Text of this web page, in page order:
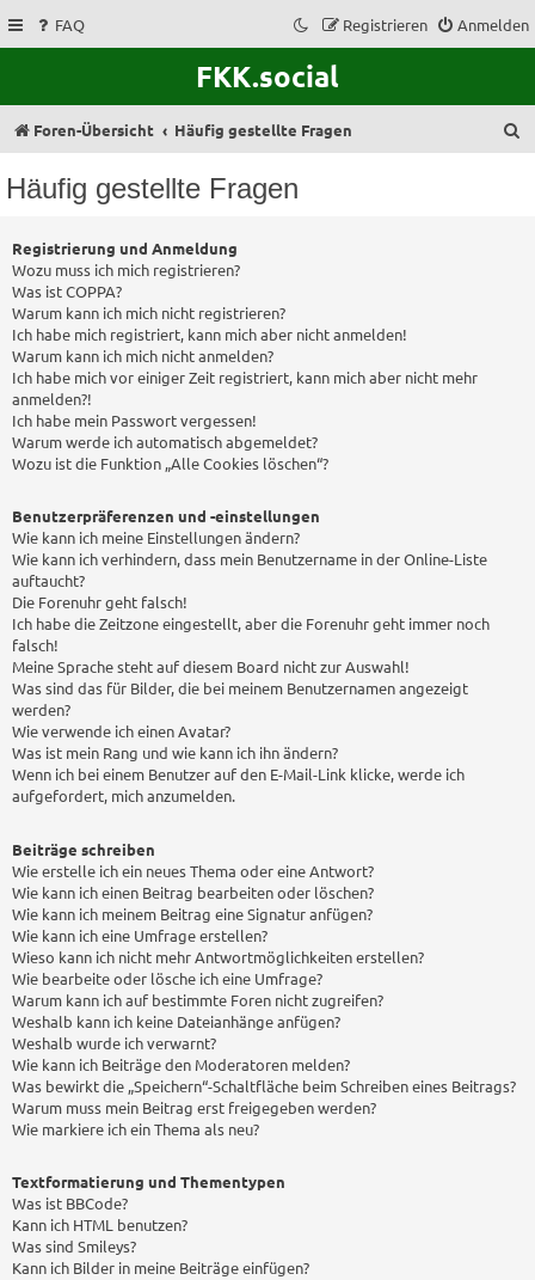
FAQ Anmelden
Registrieren
FKK.social
Foren-Übersicht Häufig gestellte Fragen
Häufig gestellte Fragen
Registrierung und Anmeldung
Wozu muss ich mich registrieren?
Was ist COPPA?
Warum kann ich mich nicht registrieren?
Ich habe mich registriert, kann mich aber nicht anmelden!
Warum kann ich mich nicht anmelden?
Ich habe mich vor einiger Zeit registriert, kann mich aber nicht mehr
anmelden?!
Ich habe mein Passwort vergessen!
Warum werde ich automatisch abgemeldet?
Wozu ist die Funktion „Alle Cookies löschen“?
Benutzerpräferenzen und -einstellungen
Wie kann ich meine Einstellungen ändern?
Wie kann ich verhindern, dass mein Benutzername in der Online-Liste
auftaucht?
Die Forenuhr geht falsch!
Ich habe die Zeitzone eingestellt, aber die Forenuhr geht immer noch
falsch!
Meine Sprache steht auf diesem Board nicht zur Auswahl!
Was sind das für Bilder, die bei meinem Benutzernamen angezeigt
werden?
Wie verwende ich einen Avatar?
Was ist mein Rang und wie kann ich ihn ändern?
Wenn ich bei einem Benutzer auf den E-Mail-Link klicke, werde ich
aufgefordert, mich anzumelden.
Beiträge schreiben
Wie erstelle ich ein neues Thema oder eine Antwort?
Wie kann ich einen Beitrag bearbeiten oder löschen?
Wie kann ich meinem Beitrag eine Signatur anfügen?
Wie kann ich eine Umfrage erstellen?
Wieso kann ich nicht mehr Antwortmöglichkeiten erstellen?
Wie bearbeite oder lösche ich eine Umfrage?
Warum kann ich auf bestimmte Foren nicht zugreifen?
Weshalb kann ich keine Dateianhänge anfügen?
Weshalb wurde ich verwarnt?
Wie kann ich Beiträge den Moderatoren melden?
Was bewirkt die „Speichern“-Schaltfläche beim Schreiben eines Beitrags?
Warum muss mein Beitrag erst freigegeben werden?
Wie markiere ich ein Thema als neu?
Textformatierung und Thementypen
Was ist BBCode?
Kann ich HTML benutzen?
Was sind Smileys?
Kann ich Bilder in meine Beiträge einfügen?